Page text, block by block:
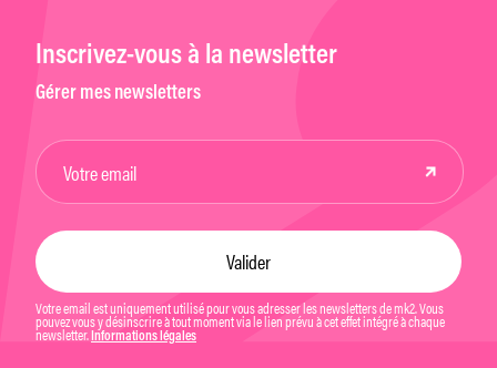
Inscrivez-vous à la newsletter
Gérer mes newsletters
Votre email est uniquement utilisé pour vous adresser les newsletters de mk2. Vous
pouvez vous y désinscrire à tout moment via le lien prévu à cet effet intégré à chaque
newsletter. Informations légales